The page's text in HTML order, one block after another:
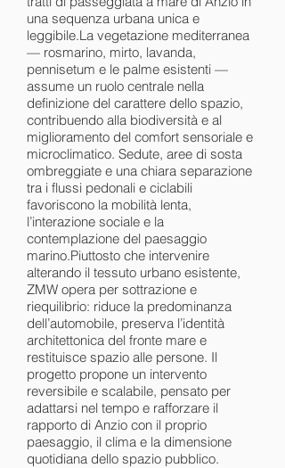
una sequenza urbana unica e
leggibile.La vegetazione mediterranea
— rosmarino, mirto, lavanda,
pennisetum e le palme esistenti —
assume un ruolo centrale nella
definizione del carattere dello spazio,
contribuendo alla biodiversità e al
miglioramento del comfort sensoriale e
microclimatico. Sedute, aree di sosta
ombreggiate e una chiara separazione
tra i flussi pedonali e ciclabili
favoriscono la mobilità lenta,
l’interazione sociale e la
contemplazione del paesaggio
marino.Piuttosto che intervenire
alterando il tessuto urbano esistente,
ZMW opera per sottrazione e
riequilibrio: riduce la predominanza
dell’automobile, preserva l’identità
architettonica del fronte mare e
restituisce spazio alle persone. Il
progetto propone un intervento
reversibile e scalabile, pensato per
adattarsi nel tempo e rafforzare il
rapporto di Anzio con il proprio
paesaggio, il clima e la dimensione
quotidiana dello spazio pubblico.